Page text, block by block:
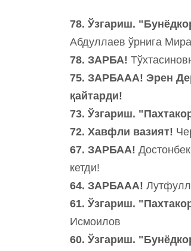
78. Ўзгариш.
Абдуллаев ўрнига
78. ЗАРБА!
75. ЗАРБААА! Эрен
қайтарди!
73. Ўзгариш.
72. Хавфли вазият!
67. ЗАРБАА!
кетди!
64. ЗАРБААА!
61. Ўзгариш.
Исмоилов
60. Ўзгариш.